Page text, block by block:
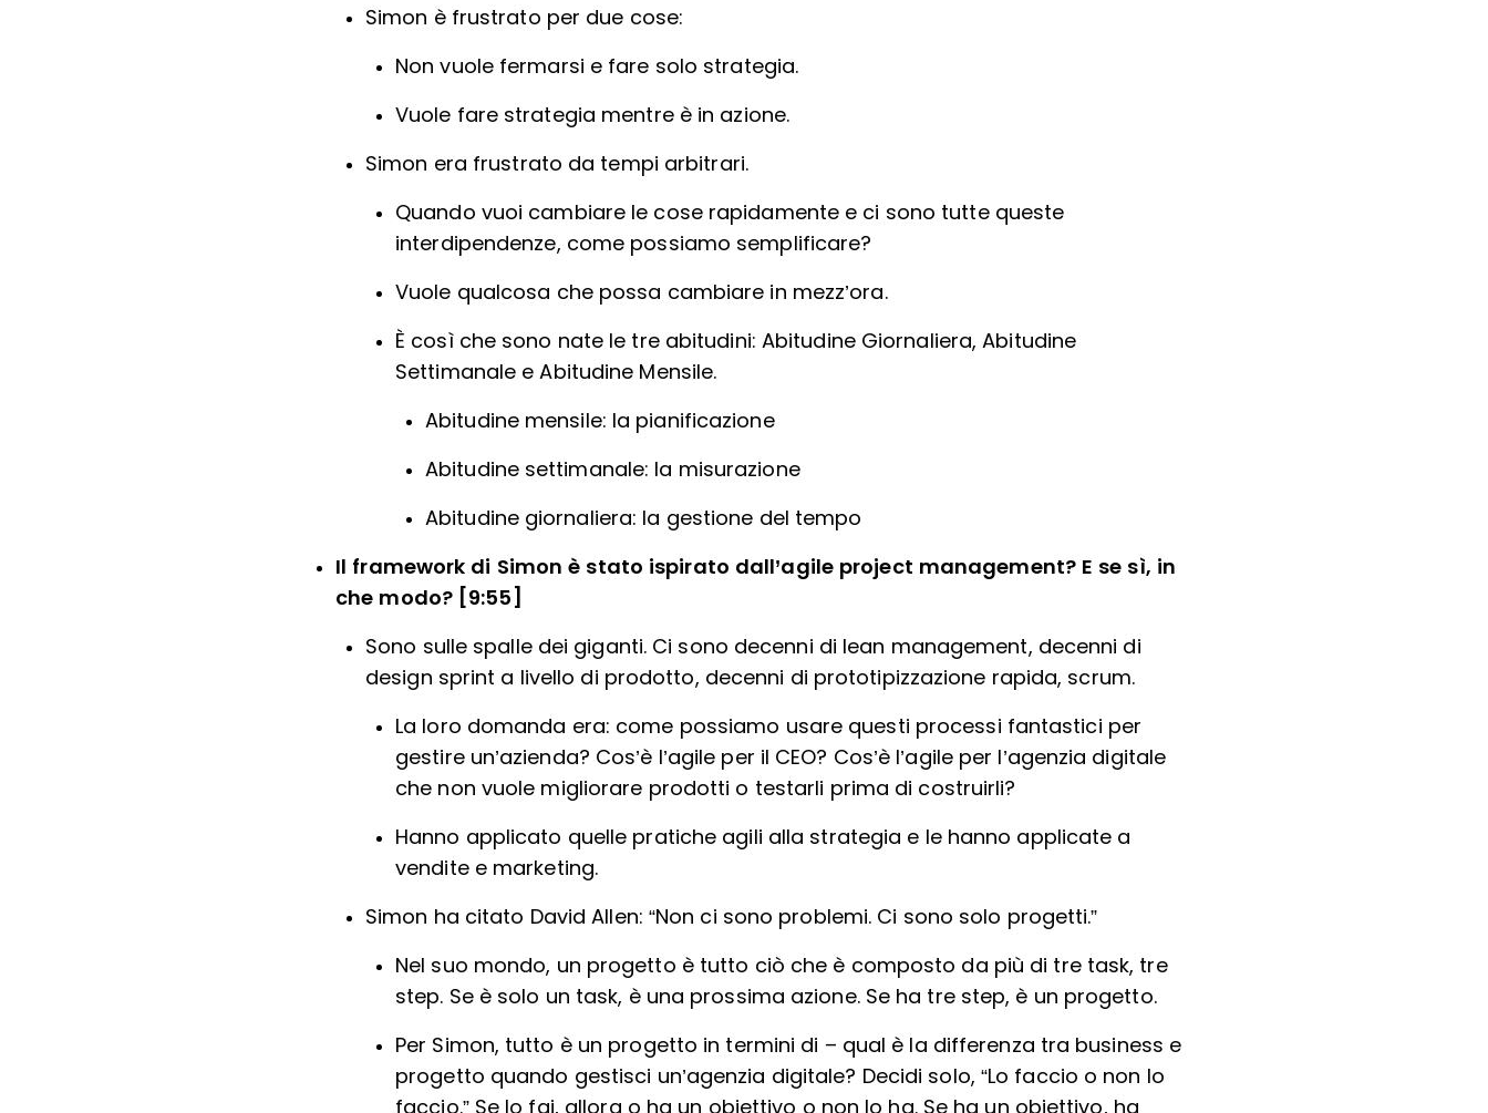
Simon è frustrato per due cose:
Non vuole fermarsi e fare solo strategia.
Vuole fare strategia mentre è in azione.
Simon era frustrato da tempi arbitrari.
Quando vuoi cambiare le cose rapidamente e ci sono tutte queste
interdipendenze, come possiamo semplificare?
Vuole qualcosa che possa cambiare in mezz’ora.
È così che sono nate le tre abitudini: Abitudine Giornaliera, Abitudine
Settimanale e Abitudine Mensile.
Abitudine mensile: la pianificazione
Abitudine settimanale: la misurazione
Abitudine giornaliera: la gestione del tempo
Il framework di Simon è stato ispirato dall’agile project management? E se sì, in
che modo? [9:55]
Sono sulle spalle dei giganti. Ci sono decenni di lean management, decenni di
design sprint a livello di prodotto, decenni di prototipizzazione rapida, scrum.
La loro domanda era: come possiamo usare questi processi fantastici per
gestire un’azienda? Cos’è l’agile per il CEO? Cos’è l’agile per l’agenzia digitale
che non vuole migliorare prodotti o testarli prima di costruirli?
Hanno applicato quelle pratiche agili alla strategia e le hanno applicate a
vendite e marketing.
Simon ha citato David Allen: “Non ci sono problemi. Ci sono solo progetti.”
Nel suo mondo, un progetto è tutto ciò che è composto da più di tre task, tre
step. Se è solo un task, è una prossima azione. Se ha tre step, è un progetto.
Per Simon, tutto è un progetto in termini di – qual è la differenza tra business e
progetto quando gestisci un’agenzia digitale? Decidi solo, “Lo faccio o non lo
faccio.” Se lo fai, allora o ha un obiettivo o non lo ha. Se ha un obiettivo, ha